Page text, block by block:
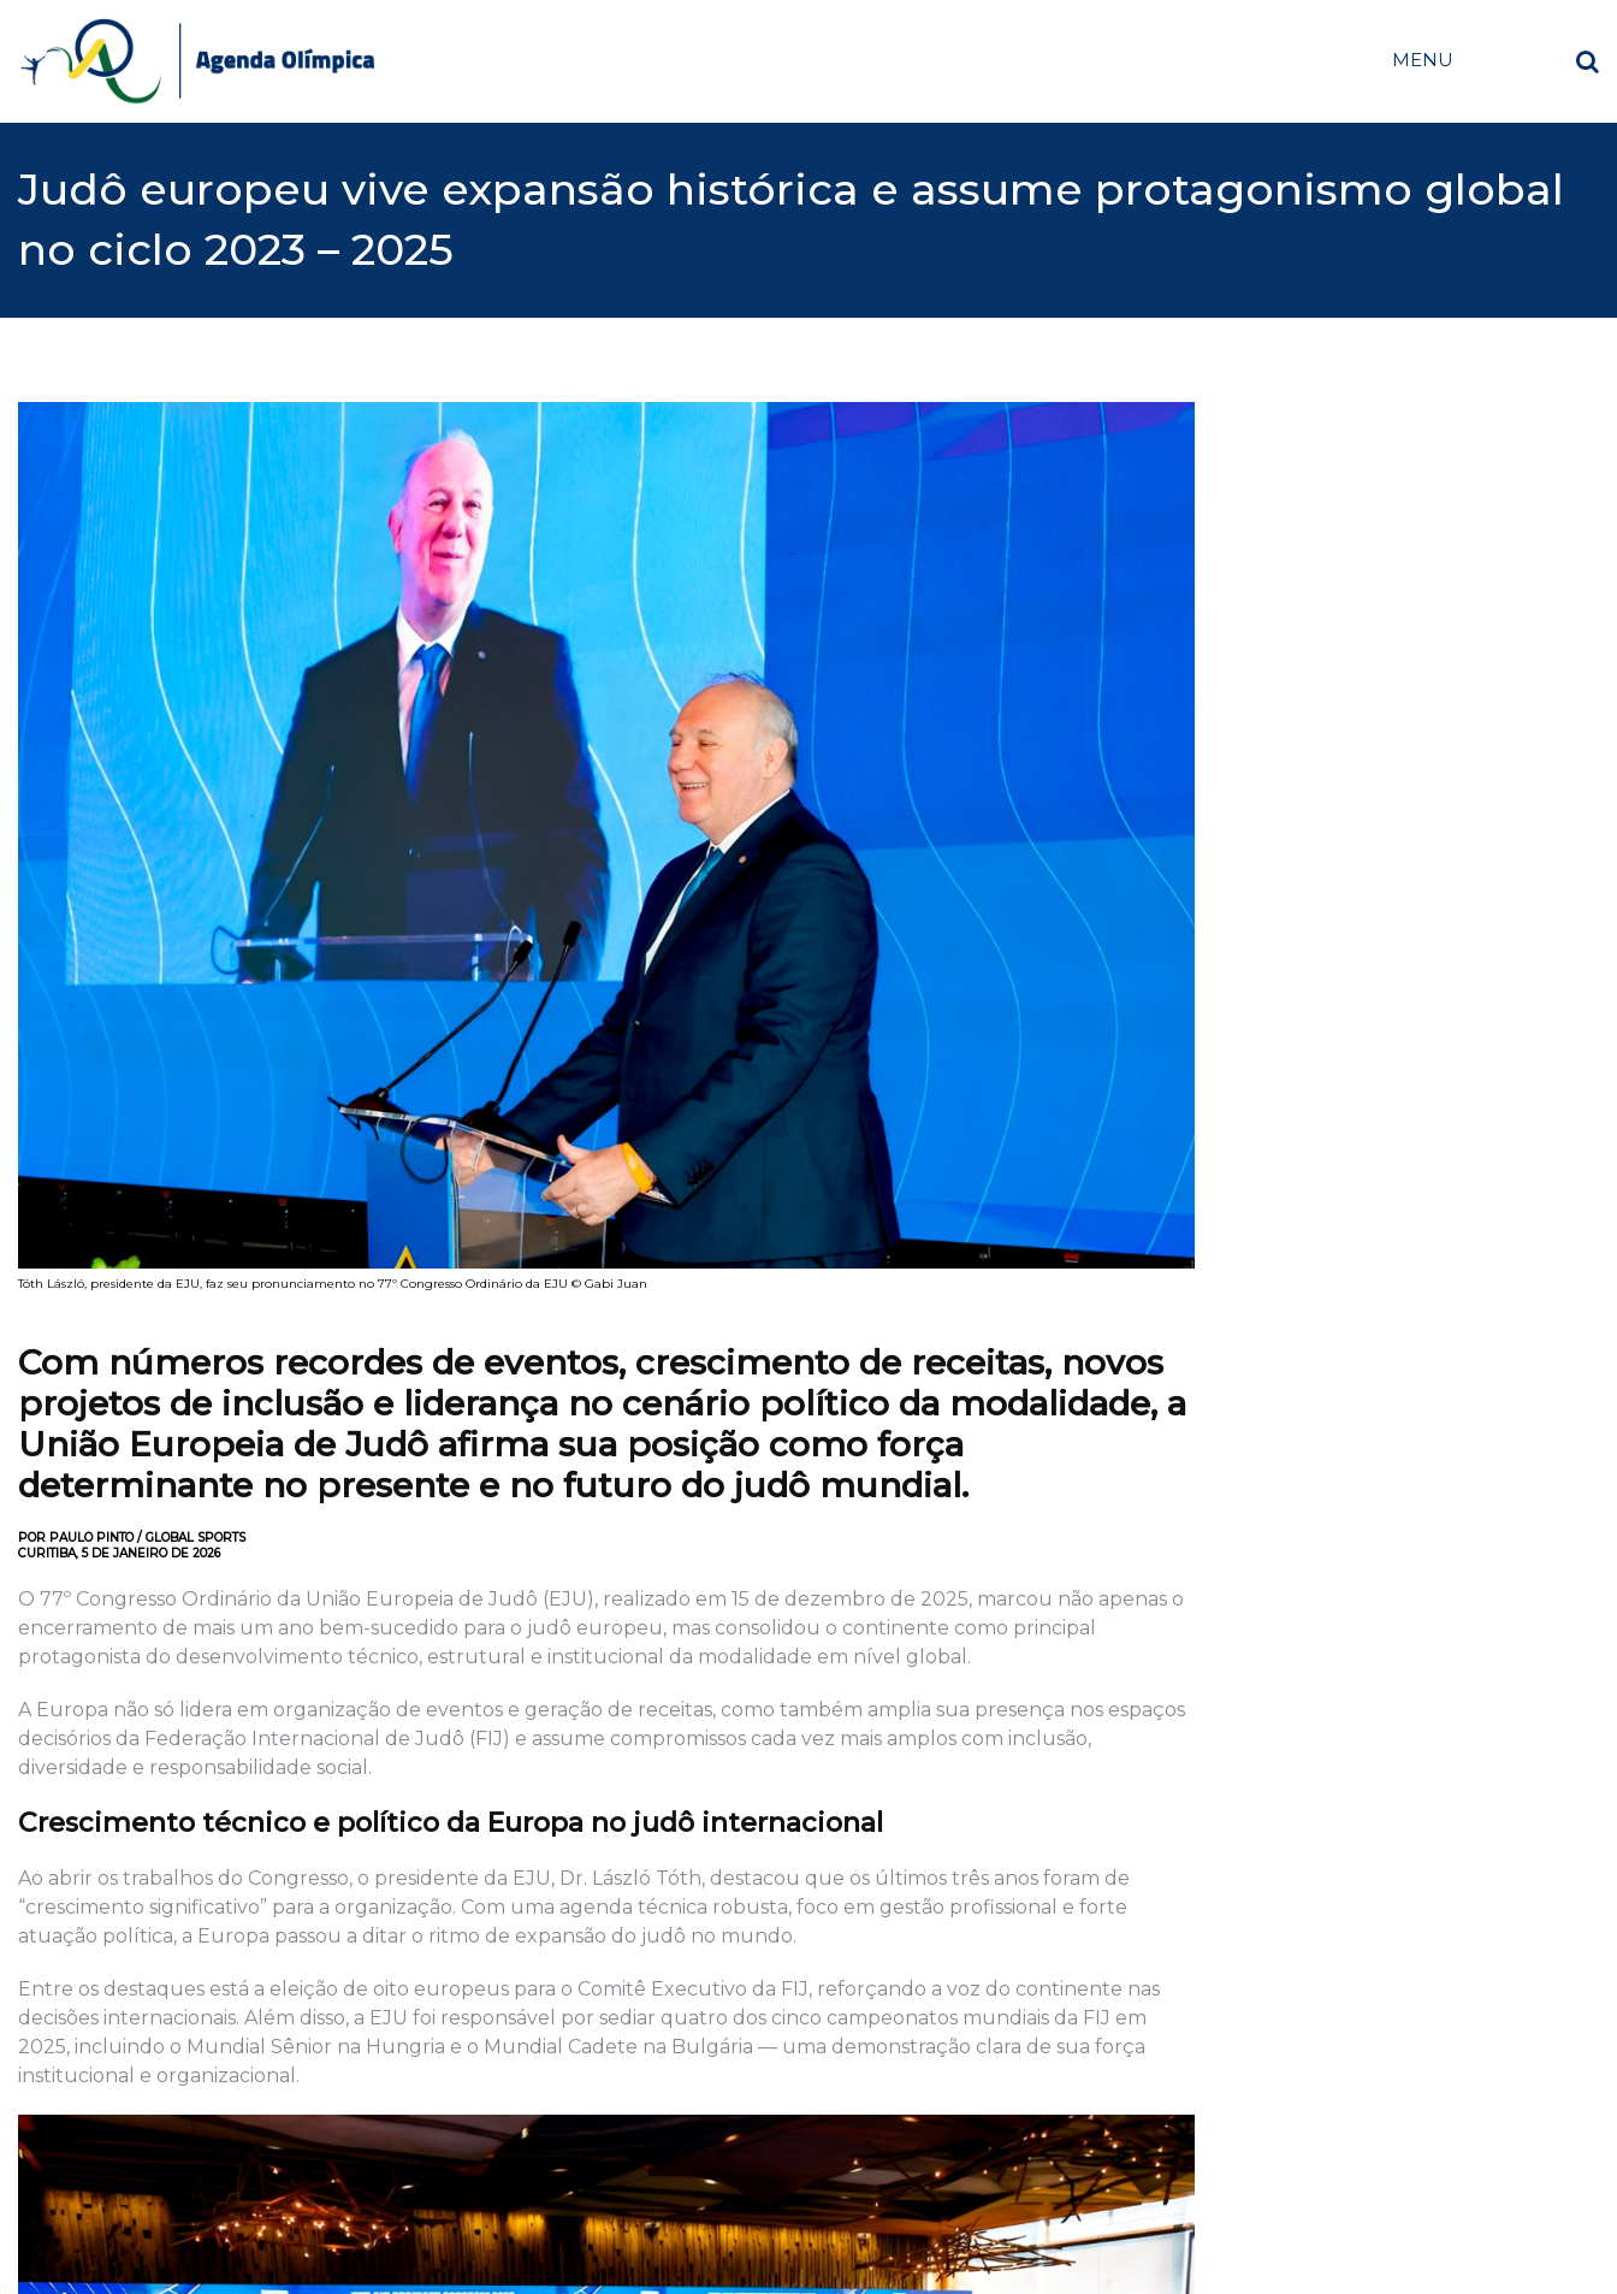
content
MENU
Judô europeu vive expansão histórica e assume protagonismo global
no ciclo 2023 – 2025
Tóth László, presidente da EJU, faz seu pronunciamento no 77º Congresso Ordinário da EJU © Gabi Juan
Com números recordes de eventos, crescimento de receitas, novos
projetos de inclusão e liderança no cenário político da modalidade, a
União Europeia de Judô afirma sua posição como força
determinante no presente e no futuro do judô mundial.
POR PAULO PINTO / GLOBAL SPORTS
CURITIBA, 5 DE JANEIRO DE 2026
O 77º Congresso Ordinário da União Europeia de Judô (EJU), realizado em 15 de dezembro de 2025, marcou não apenas o
encerramento de mais um ano bem-sucedido para o judô europeu, mas consolidou o continente como principal
protagonista do desenvolvimento técnico, estrutural e institucional da modalidade em nível global.
A Europa não só lidera em organização de eventos e geração de receitas, como também amplia sua presença nos espaços
decisórios da Federação Internacional de Judô (FIJ) e assume compromissos cada vez mais amplos com inclusão,
diversidade e responsabilidade social.
Crescimento técnico e político da Europa no judô internacional
Ao abrir os trabalhos do Congresso, o presidente da EJU, Dr. László Tóth, destacou que os últimos três anos foram de
“crescimento significativo” para a organização. Com uma agenda técnica robusta, foco em gestão profissional e forte
atuação política, a Europa passou a ditar o ritmo de expansão do judô no mundo.
Entre os destaques está a eleição de oito europeus para o Comitê Executivo da FIJ, reforçando a voz do continente nas
decisões internacionais. Além disso, a EJU foi responsável por sediar quatro dos cinco campeonatos mundiais da FIJ em
2025, incluindo o Mundial Sênior na Hungria e o Mundial Cadete na Bulgária — uma demonstração clara de sua força
institucional e organizacional.